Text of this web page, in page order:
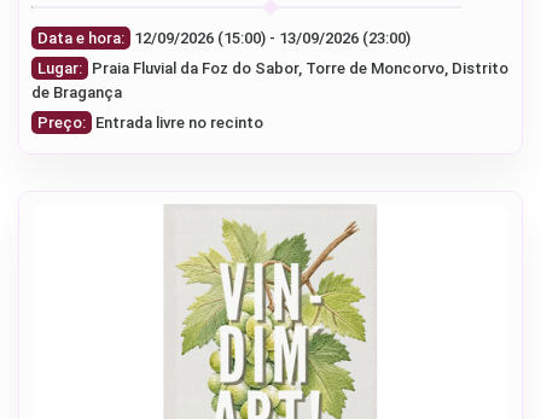
Data e hora:
12/09/2026 (15:00) - 13/09/2026 (23:00)
Lugar: Praia Fluvial da Foz do Sabor, Torre de Moncorvo, Distrito
de Bragança
Preço: Entrada livre no recinto